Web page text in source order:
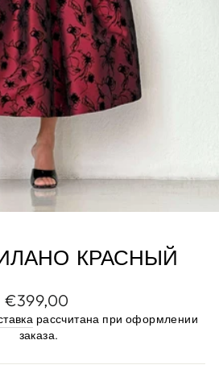
КРАСНЫЙ
Цена
по
прейскуранту
€399,00
рассчитана при оформлении
заказа.